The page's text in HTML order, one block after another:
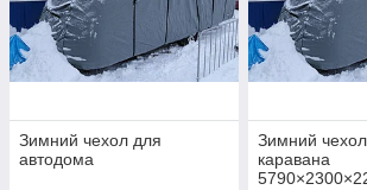
Зимний чехол для
автодома
Зимний
каравана